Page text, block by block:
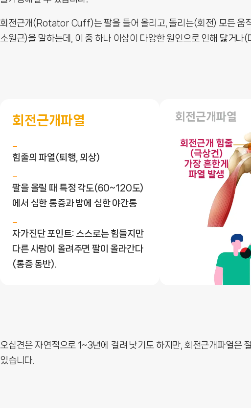
회전근개(Rotator Cuff)는 팔을 들어 올리고, 돌리는(회전) 모든 움
소원근)을 말하는데, 이 중 하나 이상이 다양한 원인으로 인해 닳거
회전근개파열
힘줄의 파열(퇴행, 외상)
팔을 올릴 때 특정 각도(60~120도)
에서 심한 통증과 밤에 심한 야간통
자가진단 포인트: 스스로는 힘들지만
다른 사람이 올려주면 팔이 올라간다
(통증 동반).
오십견은 자연적으로 1~3년에 걸려 낫기도 하지만, 회전근개파열은
있습니다.